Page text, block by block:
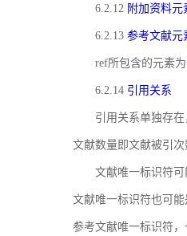
6.2.12 附加资料元
6.2.13 参考文献元
ref所包含的元素
6.2.14 引用关系
引用关系单独存
文献数量即文献被引
文献唯一标识符
文献唯一标识符也可
参考文献唯一标识符